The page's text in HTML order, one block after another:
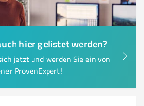
hier gelistet werden?
jetzt und werden Sie ein von
ProvenExpert!